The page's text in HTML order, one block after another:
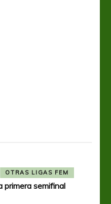
OTRAS LIGAS FEM
primera semifinal